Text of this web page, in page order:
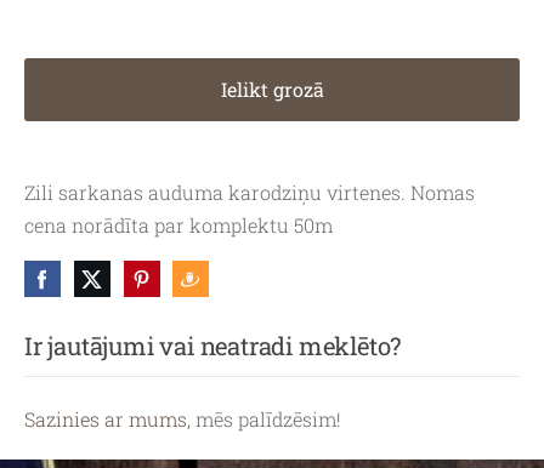
Ir jautājumi vai neatradi meklēto?
Sazinies ar mums, mēs palīdzēsim!
Ielikt grozā
Zili sarkanas auduma karodziņu virtenes. Nomas
cena norādīta par komplektu 50m